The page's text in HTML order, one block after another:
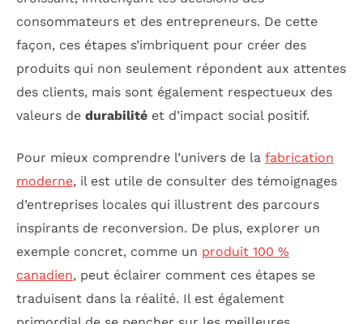
consommateurs et des entrepreneurs. De cette
façon, ces étapes s’imbriquent pour créer des
produits qui non seulement répondent aux attentes
des clients, mais sont également respectueux des
valeurs de durabilité et d’impact social positif.
Pour mieux comprendre l’univers de la fabrication
moderne, il est utile de consulter des témoignages
d’entreprises locales qui illustrent des parcours
inspirants de reconversion. De plus, explorer un
exemple concret, comme un produit 100 %
canadien, peut éclairer comment ces étapes se
traduisent dans la réalité. Il est également